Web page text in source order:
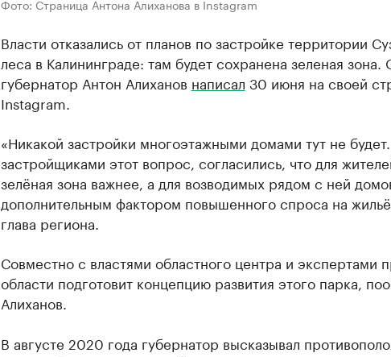
Фото: Страница Антона Алиханова в Instagram
Власти отказались от планов по застройке территории
леса в Калининграде: там будет сохранена зеленая зона.
губернатор Антон Алиханов написал 30 июня на своей
Instagram.
«Никакой застройки многоэтажными домами тут не
застройщиками этот вопрос, согласились, что для
зелёная зона важнее, а для возводимых рядом с ней
дополнительным фактором повышенного спроса на
глава региона.
Совместно с властями областного центра и экспертами
области подготовит концепцию развития этого парка,
Алиханов.
В августе 2020 года губернатор высказывал